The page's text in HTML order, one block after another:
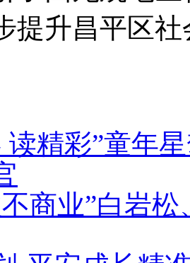
提升昌平区
读精彩”童年
商业”白岩